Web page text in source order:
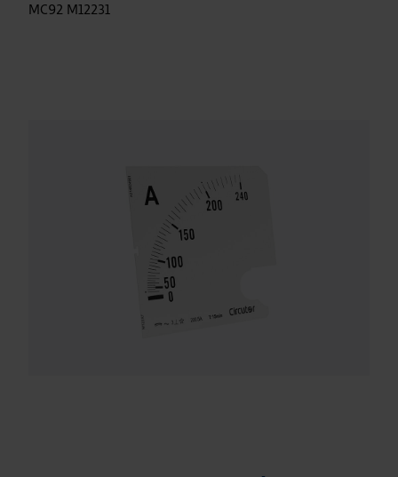
MC92 M12231